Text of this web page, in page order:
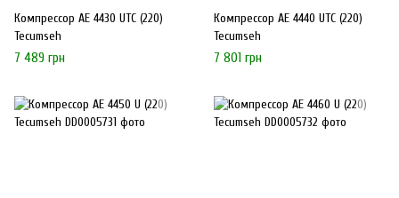
Компрессор AE 4430 UTC (220)
Tecumseh
7 489 грн
Компрессор AE 4440 UTC (220)
Tecumseh
7 801 грн